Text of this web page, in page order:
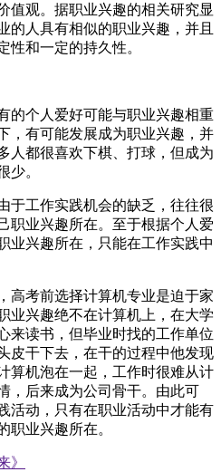
值观。据职业兴趣的相关研究显
的人具有相似的职业兴趣，并且
性和一定的持久性。
个人爱好可能与职业兴趣相重
，有可能发展成为职业兴趣，并
人都很喜欢下棋、打球，但成为
少。
工作实践机会的缺乏，往往很
职业兴趣所在。至于根据个人爱
业兴趣所在，只能在工作实践中
考前选择计算机专业是迫于家
业兴趣绝不在计算机上，在大学
来读书，但毕业时找的工作单位
皮干下去，在干的过程中他发现
算机泡在一起，工作时很难从计
，后来成为公司骨干。由此可
活动，只有在职业活动中才能有
职业兴趣所在。
》